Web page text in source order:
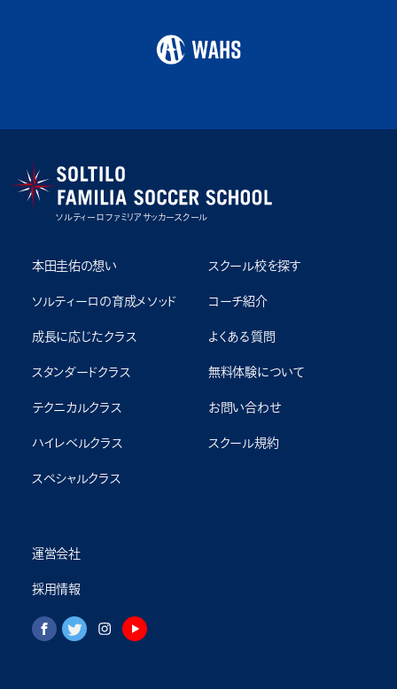
ソルティーロ ファミリア サッカースクール
本田圭佑の想い
ソルティーロの育成メソッド
成⻑に応じたクラス
スタンダードクラス
テクニカルクラス
ハイレベルクラス
スペシャルクラス
スクール校を探す
コーチ紹介
よくある質問
無料体験について
お問い合わせ
スクール規約
運営会社
採用情報